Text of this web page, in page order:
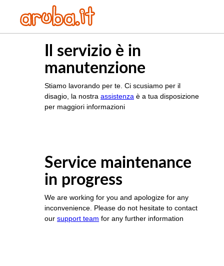
Il servizio è in
manutenzione
Stiamo lavorando per te. Ci scusiamo per il
disagio, la nostra assistenza è a tua disposizione
per maggiori informazioni
Service maintenance
in progress
We are working for you and apologize for any
inconvenience. Please do not hesitate to contact
our support team for any further information